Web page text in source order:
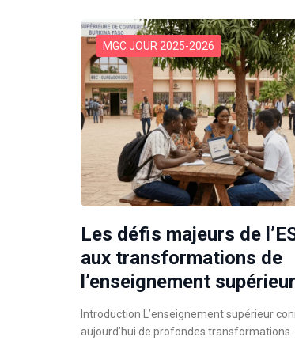
MGC JOUR 2025-2026
Les défis majeurs de
aux transformations de
l’enseignement supérieur
Introduction L’enseignement supérieur
aujourd’hui de profondes transformations.